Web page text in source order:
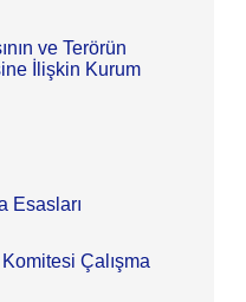
ve Terörün
İlişkin Kurum
Esasları
Çalışma